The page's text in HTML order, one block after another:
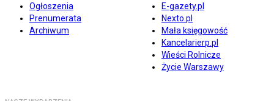
Ogłoszenia
Prenumerata
Archiwum
E-gazety.pl
Nexto.pl
Mała księgowość
Kancelarierp.pl
Wieści Rolnicze
Życie Warszawy